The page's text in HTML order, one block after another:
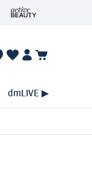
dmLIVE ▶